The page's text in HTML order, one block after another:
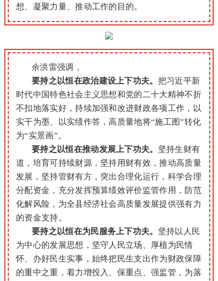
想、凝聚力量、推动工作的目的。
余洪雷强调，
要持之以恒在政治建设上下功夫。 把习近平新
时代中国特色社会主义思想和党的二十大精神不折
不扣地落实好，持续加强和改进财政各项工作，以
实干为墨、以实绩作答，高质量地将“施工图”转化
为“实景画”。
要持之以恒在推动发展上下功夫。 坚持生财有
道，培育可持续财源，坚持用财有效，推动高质量
发展，坚持管财有方，突出合理化运行，科学合理
分配资金，充分发挥预算绩效评价监管作用，防范
化解风险，为全县经济社会高质量发展提供强有力
的资金支持。
要持之以恒在为民服务上下功夫。 坚持以人民
为中心的发展思想，坚守人民立场、厚植为民情
怀、办好民生实事，始终把民生支出作为财政保障
的重中之重，着力增投入、保重点、强监管，为落